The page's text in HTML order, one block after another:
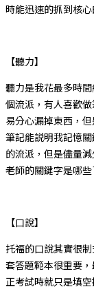
時能迅速的抓到核心
【聽力】
聽力是我花最多時
個流派，有人喜歡
易分心漏掉東西，
筆記能説明我記憶
的流派，但是儘量
老師的關鍵字是哪些
【口說】
托福的口說其實很
套答題範本很重要
正考試時就只是填